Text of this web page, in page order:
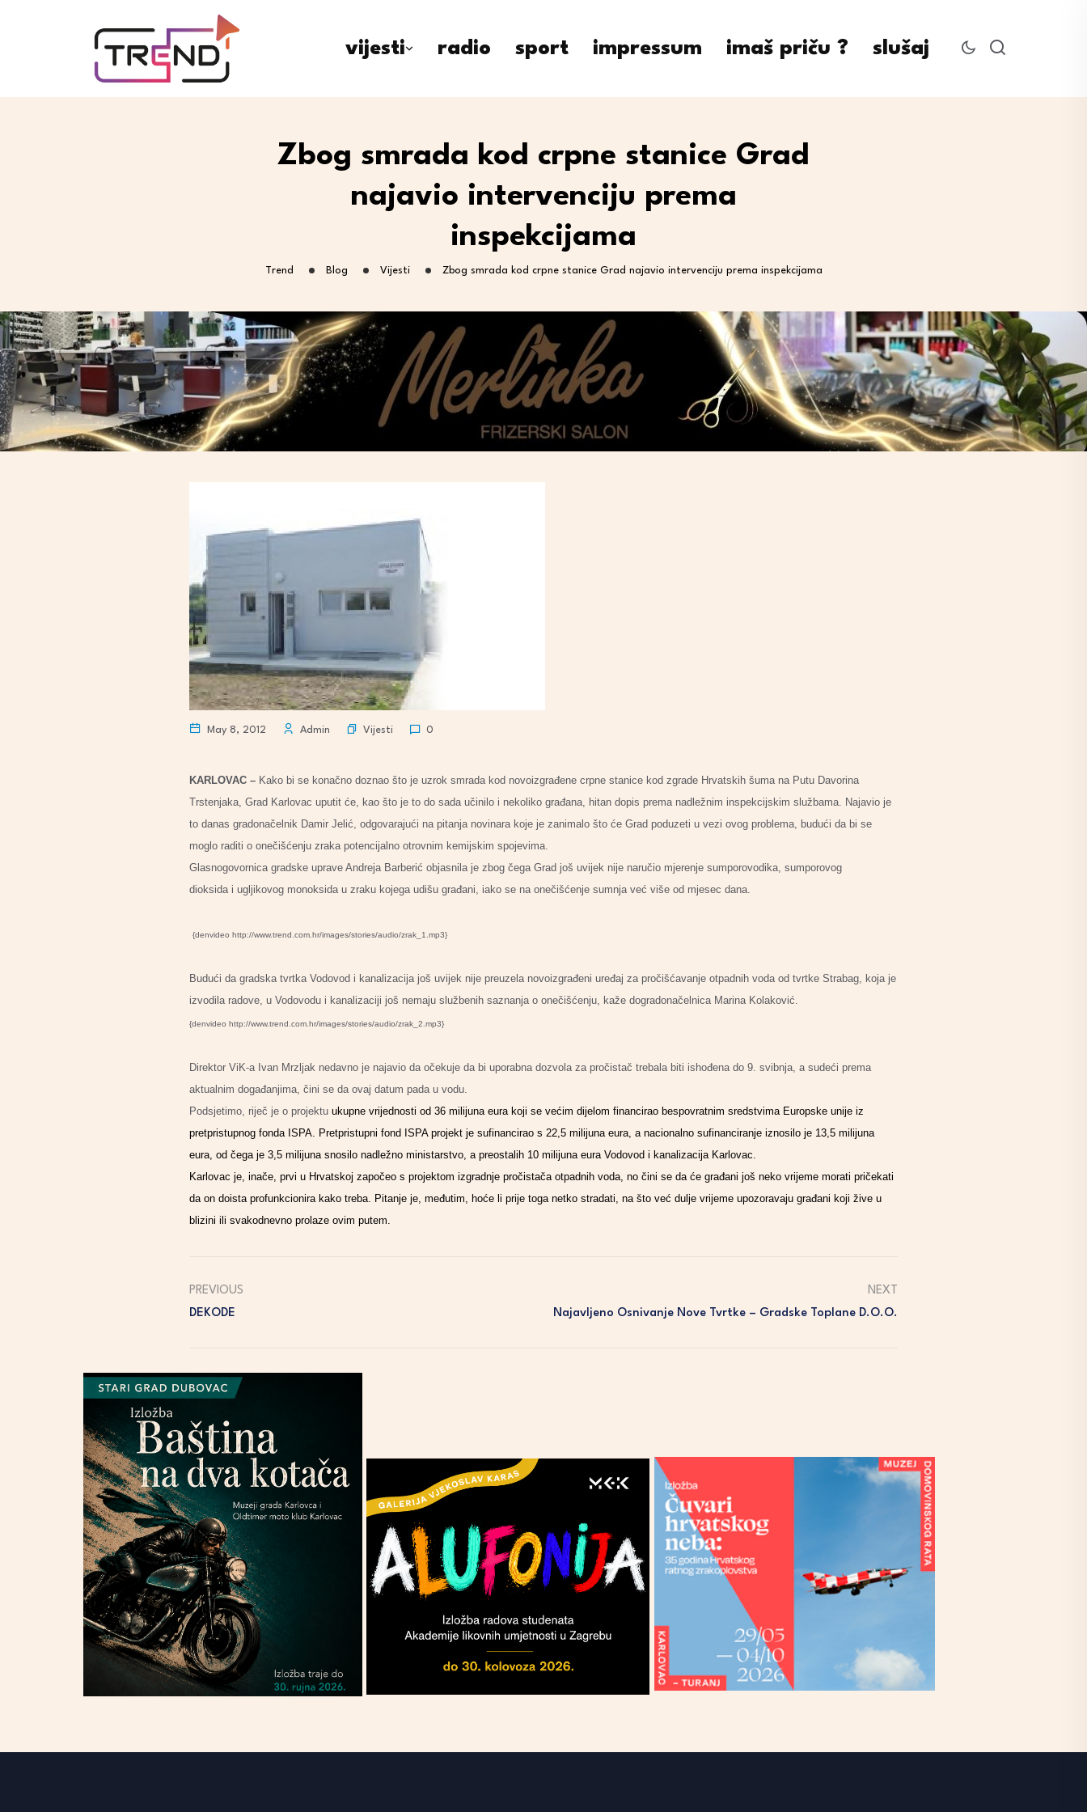
vijesti radio sport impressum imaš priču ? slušaj
Zbog smrada kod crpne stanice Grad
najavio intervenciju prema
inspekcijama
Trend Blog Vijesti Zbog smrada kod crpne stanice Grad najavio intervenciju prema inspekcijama
May 8, 2012 Admin Vijesti 0
KARLOVAC – Kako bi se konačno doznao što je uzrok smrada kod novoizgrađene crpne stanice kod zgrade Hrvatskih šuma na Putu Davorina
Trstenjaka, Grad Karlovac uputit će, kao što je to do sada učinilo i nekoliko građana, hitan dopis prema nadležnim inspekcijskim službama. Najavio je
to danas gradonačelnik Damir Jelić, odgovarajući na pitanja novinara koje je zanimalo što će Grad poduzeti u vezi ovog problema, budući da bi se
moglo raditi o onečišćenju zraka potencijalno otrovnim kemijskim spojevima.
Glasnogovornica gradske uprave Andreja Barberić objasnila je zbog čega Grad još uvijek nije naručio mjerenje sumporovodika, sumporovog
dioksida i ugljikovog monoksida u zraku kojega udišu građani, iako se na onečišćenje sumnja već više od mjesec dana.
{denvideo http://www.trend.com.hr/images/stories/audio/zrak_1.mp3}
Budući da gradska tvrtka Vodovod i kanalizacija još uvijek nije preuzela novoizgrađeni uređaj za pročišćavanje otpadnih voda od tvrtke Strabag, koja je
izvodila radove, u Vodovodu i kanalizaciji još nemaju službenih saznanja o onečišćenju, kaže dogradonačelnica Marina Kolaković.
{denvideo http://www.trend.com.hr/images/stories/audio/zrak_2.mp3}
Direktor ViK-a Ivan Mrzljak nedavno je najavio da očekuje da bi uporabna dozvola za pročistač trebala biti ishođena do 9. svibnja, a sudeći prema
aktualnim događanjima, čini se da ovaj datum pada u vodu.
Podsjetimo, riječ je o projektu ukupne vrijednosti od 36 milijuna eura koji se većim dijelom financirao bespovratnim sredstvima Europske unije iz
pretpristupnog fonda ISPA. Pretpristupni fond ISPA projekt je sufinancirao s 22,5 milijuna eura, a nacionalno sufinanciranje iznosilo je 13,5 milijuna
eura, od čega je 3,5 milijuna snosilo nadležno ministarstvo, a preostalih 10 milijuna eura Vodovod i kanalizacija Karlovac.
Karlovac je, inače, prvi u Hrvatskoj započeo s projektom izgradnje pročistača otpadnih voda, no čini se da će građani još neko vrijeme morati pričekati
da on doista profunkcionira kako treba. Pitanje je, međutim, hoće li prije toga netko stradati, na što već dulje vrijeme upozoravaju građani koji žive u
blizini ili svakodnevno prolaze ovim putem.
PREVIOUS
DEKODE
NEXT
Najavljeno Osnivanje Nove Tvrtke – Gradske Toplane D.o.o.